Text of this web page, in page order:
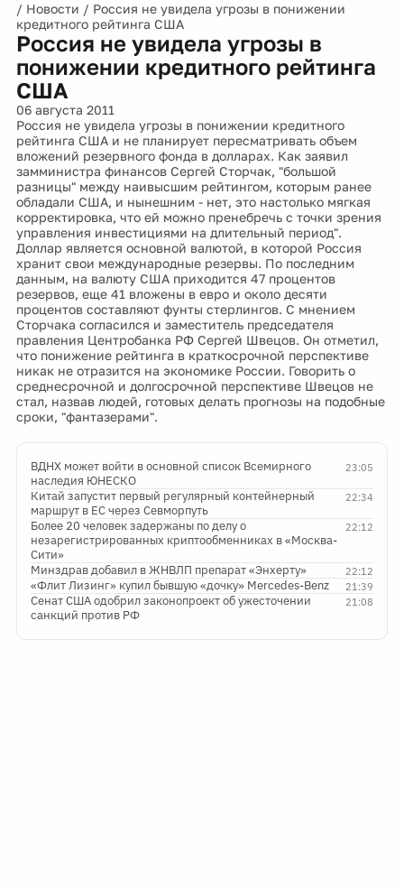
/ Новости / Россия не увидела угрозы в понижении
кредитного рейтинга США
Россия не увидела угрозы в
понижении кредитного рейтинга
США
06 августа 2011
Россия не увидела угрозы в понижении кредитного
рейтинга США и не планирует пересматривать объем
вложений резервного фонда в долларах. Как заявил
замминистра финансов Сергей Сторчак, "большой
разницы" между наивысшим рейтингом, которым ранее
обладали США, и нынешним - нет, это настолько мягкая
корректировка, что ей можно пренебречь с точки зрения
управления инвестициями на длительный период".
Доллар является основной валютой, в которой Россия
хранит свои международные резервы. По последним
данным, на валюту США приходится 47 процентов
резервов, еще 41 вложены в евро и около десяти
процентов составляют фунты стерлингов. С мнением
Сторчака согласился и заместитель председателя
правления Центробанка РФ Сергей Швецов. Он отметил,
что понижение рейтинга в краткосрочной перспективе
никак не отразится на экономике России. Говорить о
среднесрочной и долгосрочной перспективе Швецов не
стал, назвав людей, готовых делать прогнозы на подобные
сроки, "фантазерами".
23:05
ВДНХ может войти в основной список Всемирного
наследия ЮНЕСКО
22:34
Китай запустит первый регулярный контейнерный
маршрут в ЕС через Севморпуть
22:12
Более 20 человек задержаны по делу о
незарегистрированных криптообменниках в «Москва-
Сити»
22:12
Минздрав добавил в ЖНВЛП препарат «Энхерту»
21:39
«Флит Лизинг» купил бывшую «дочку» Mercedes-Benz
21:08
Сенат США одобрил законопроект об ужесточении
санкций против РФ